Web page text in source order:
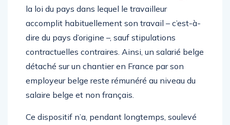
la loi du pays dans lequel le travailleur
accomplit habituellement son travail – c’est-à-
dire du pays d’origine –, sauf stipulations
contractuelles contraires. Ainsi, un salarié belge
détaché sur un chantier en France par son
employeur belge reste rémunéré au niveau du
salaire belge et non français.
Ce dispositif n’a, pendant longtemps, soulevé